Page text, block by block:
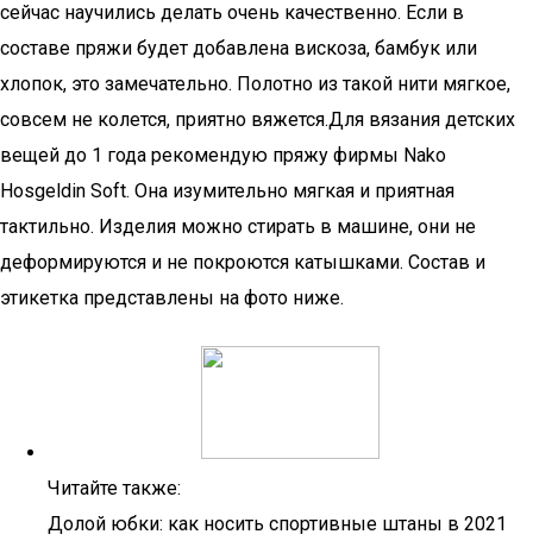
сейчас научились делать очень качественно. Если в
составе пряжи будет добавлена вискоза, бамбук или
хлопок, это замечательно. Полотно из такой нити мягкое,
совсем не колется, приятно вяжется.Для вязания детских
вещей до 1 года рекомендую пряжу фирмы Nako
Hosgeldin Soft. Она изумительно мягкая и приятная
тактильно. Изделия можно стирать в машине, они не
деформируются и не покроются катышками. Состав и
этикетка представлены на фото ниже.
Читайте также:
Долой юбки: как носить спортивные штаны в 2021